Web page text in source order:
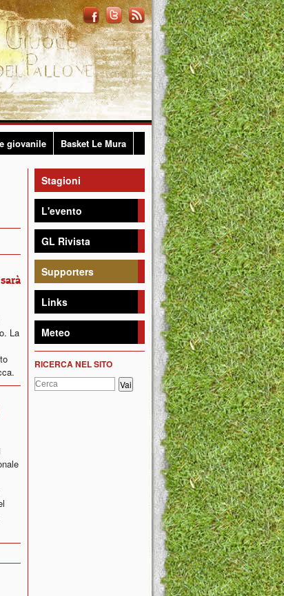
giovanile Basket Le Mura
La
Stagioni
L'evento
GL Rivista
Supporters
Links
Meteo
RICERCA NEL SITO